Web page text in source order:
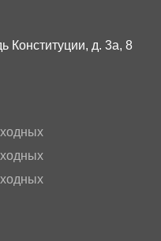
Конституции, д. 3а, 8